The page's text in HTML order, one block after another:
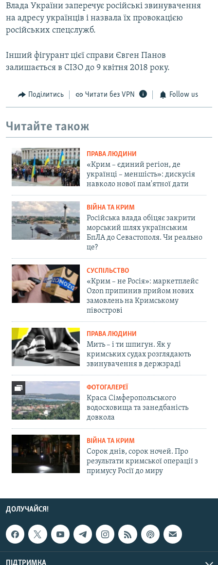
Влада України заперечує російські звинувачення
на адресу українців і назвала їх провокацією
російських спецслужб.
Інший фігурант цієї справи Євген Панов
залишається в СІЗО до 9 квітня 2018 року.
Поділитись Читати без VPN Follow us
Читайте також
ПРАВА ЛЮДИНИ
«Крим – єдиний регіон, де
українці – меншість»: дискусія
навколо нової пам'ятної дати
ВІЙНА ТА КРИМ
Російська влада обіцяє закрити
морський шлях українським
БпЛА до Севастополя. Чи реально
це?
СУСПІЛЬСТВО
«Крим – не Росія»: маркетплейс
Ozon припинив прийом нових
замовлень на Кримському
півострові
ПРАВА ЛЮДИНИ
Мить – і ти шпигун. Як у
кримських судах розглядають
звинувачення в держзраді
ФОТОГАЛЕРЕЇ
Краса Сімферопольського
водосховища та занедбаність
довкола
ВІЙНА ТА КРИМ
Сорок днів, сорок ночей. Про
результати кримської операції з
примусу Росії до миру
ДОЛУЧАЙСЯ!
ПІДТРИМКА